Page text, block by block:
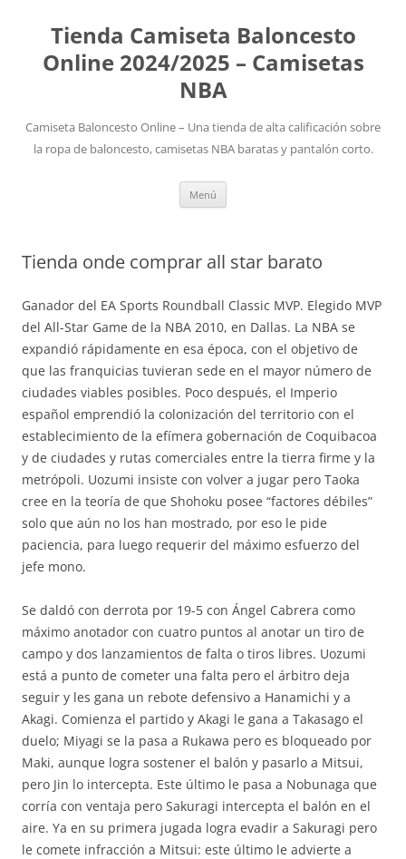
Tienda Camiseta Baloncesto
Online 2024/2025 – Camisetas
NBA
Camiseta Baloncesto Online – Una tienda de alta calificación sobre
la ropa de baloncesto, camisetas NBA baratas y pantalón corto.
Menú
Tienda onde comprar all star barato
Ganador del EA Sports Roundball Classic MVP. Elegido MVP
del All-Star Game de la NBA 2010, en Dallas. La NBA se
expandió rápidamente en esa época, con el objetivo de
que las franquicias tuvieran sede en el mayor número de
ciudades viables posibles. Poco después, el Imperio
español emprendió la colonización del territorio con el
establecimiento de la efímera gobernación de Coquibacoa
y de ciudades y rutas comerciales entre la tierra firme y la
metrópoli. Uozumi insiste con volver a jugar pero Taoka
cree en la teoría de que Shohoku posee “factores débiles”
solo que aún no los han mostrado, por eso le pide
paciencia, para luego requerir del máximo esfuerzo del
jefe mono.
Se daldó con derrota por 19-5 con Ángel Cabrera como
máximo anotador con cuatro puntos al anotar un tiro de
campo y dos lanzamientos de falta o tiros libres. Uozumi
está a punto de cometer una falta pero el árbitro deja
seguir y les gana un rebote defensivo a Hanamichi y a
Akagi. Comienza el partido y Akagi le gana a Takasago el
duelo; Miyagi se la pasa a Rukawa pero es bloqueado por
Maki, aunque logra sostener el balón y pasarlo a Mitsui,
pero Jin lo intercepta. Este último le pasa a Nobunaga que
corría con ventaja pero Sakuragi intercepta el balón en el
aire. Ya en su primera jugada logra evadir a Sakuragi pero
le comete infracción a Mitsui: este último le advierte a